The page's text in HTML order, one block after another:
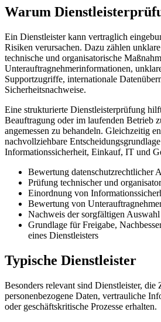
Warum
Ein Dienstleister kann vertraglich
Risiken verursachen. Dazu zählen
technische und organisatorische
Unterauftragnehmerinformationen,
Supportzugriffe, internationale
Sicherheitsnachweise.
Eine strukturierte Dienstleisterprüfung
Beauftragung oder im laufenden Betrieb
angemessen zu behandeln. Gleichzeitig
nachvollziehbare
Informationssicherheit, Einkauf, IT und
Bewertung datenschutzrechtlicher
Prüfung technischer und
Einordnung von
Bewertung von
Nachweis der sorgfältigen
Grundlage für Freigabe,
eines Dienstleisters
Typische Dienstleister
Besonders relevant sind Dienstleister, die
personenbezogene Daten, vertrauliche
oder geschäftskritische Prozesse erhalten.